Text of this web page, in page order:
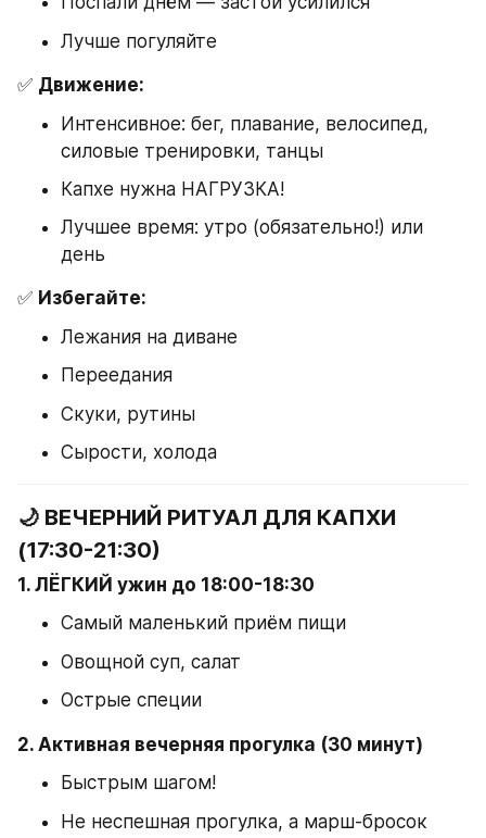
Лучше погуляйте
✅ Движение:
Интенсивное: бег, плавание, велосипед,
силовые тренировки, танцы
Капхе нужна НАГРУЗКА!
Лучшее время: утро (обязательно!) или
день
✅ Избегайте:
Лежания на диване
Переедания
Скуки, рутины
Сырости, холода
🌙 ВЕЧЕРНИЙ РИТУАЛ ДЛЯ КАПХИ
(17:30-21:30)
1. ЛЁГКИЙ ужин до 18:00-18:30
Самый маленький приём пищи
Овощной суп, салат
Острые специи
2. Активная вечерняя прогулка (30 минут)
Быстрым шагом!
Не неспешная прогулка, а марш-бросок